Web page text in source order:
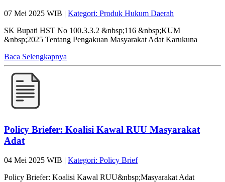
07 Mei 2025 WIB | Kategori: Produk Hukum Daerah
SK Bupati HST No 100.3.3.2 &nbsp;116 &nbsp;KUM
&nbsp;2025 Tentang Pengakuan Masyarakat Adat Karukuna
Baca Selengkapnya
Policy Briefer: Koalisi Kawal RUU Masyarakat
Adat
04 Mei 2025 WIB | Kategori: Policy Brief
Policy Briefer: Koalisi Kawal RUU&nbsp;Masyarakat Adat